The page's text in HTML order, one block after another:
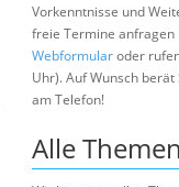
Vorkenntnisse und
freie Termine anfragen
Webformularoder
Uhr). Auf Wunsch
am Telefon!
Alle